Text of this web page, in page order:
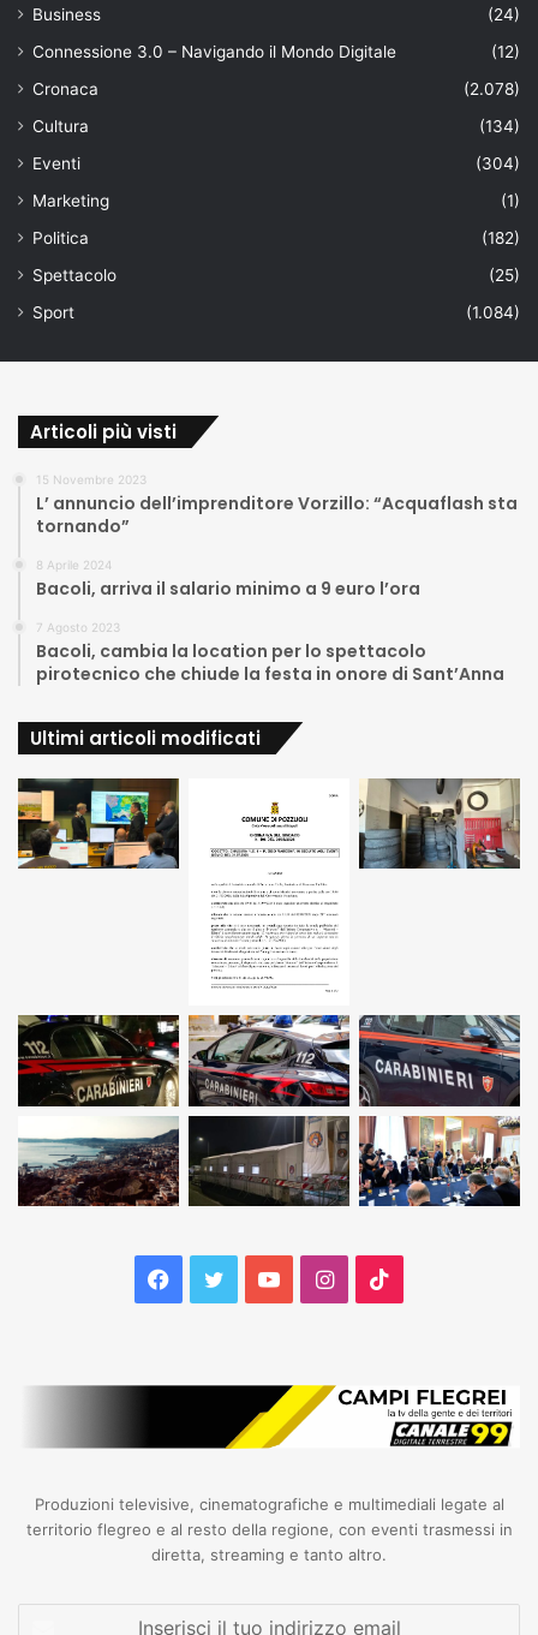
Business
(24)
Connessione 3.0 – Navigando il Mondo Digitale
(12)
Cronaca
(2.078)
Cultura
(134)
Eventi
(304)
Marketing
(1)
Politica
(182)
Spettacolo
(25)
Sport
(1.084)
Articoli più visti
15 Novembre 2023
L’ annuncio dell’imprenditore Vorzillo: “Acquaflash sta
tornando”
8 Aprile 2024
Bacoli, arriva il salario minimo a 9 euro l’ora
7 Agosto 2023
Bacoli, cambia la location per lo spettacolo
pirotecnico che chiude la festa in onore di Sant’Anna
Ultimi articoli modificati
Facebook
TwitterYouTubeInstagram
Produzioni televisive, cinematografiche e multimediali legate al
territorio flegreo e al resto della regione, con eventi trasmessi in
diretta, streaming e tanto altro.